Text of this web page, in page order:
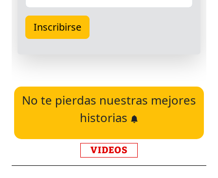
No te pierdas nuestras mejores
historias
VIDEOS